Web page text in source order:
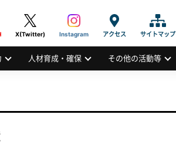
X(Twitter) Instagram アクセス サイトマップ
人材育成・確保 その他の活動等